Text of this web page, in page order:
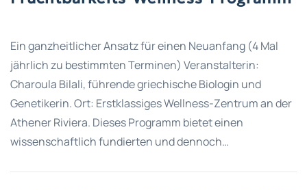
Ein ganzheitlicher Ansatz für einen Neuanfang (4 Mal
jährlich zu bestimmten Terminen) Veranstalterin:
Charoula Bilali, führende griechische Biologin und
Genetikerin. Ort: Erstklassiges Wellness-Zentrum an der
Athener Riviera. Dieses Programm bietet einen
wissenschaftlich fundierten und dennoch…